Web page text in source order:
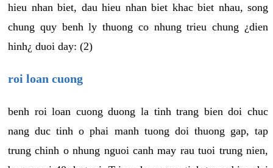
hieu nhan biet, dau hieu nhan biet khac biet nhau, song
chung quy benh ly thuong co nhung trieu chung ¿dien
hinh¿ duoi day: (2)
roi loan cuong
benh roi loan cuong duong la tinh trang bien doi chuc
nang duc tinh o phai manh tuong doi thuong gap, tap
trung chinh o nhung nguoi canh may rau tuoi trung nien,